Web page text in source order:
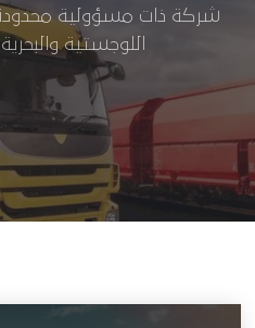
شركة ذات مسؤولية
اللوجستية